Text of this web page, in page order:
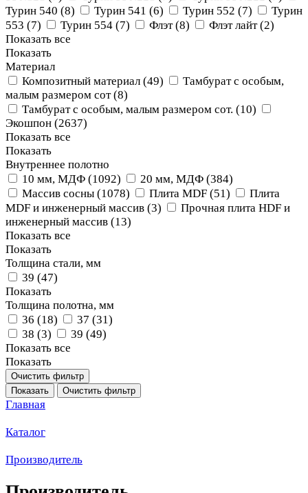
Турин 540 (8) Турин 541 (6) Турин 552 (7)
Турин
553 (7) Турин 554 (7) Флэт (8) Флэт лайт (2)
Показать все
Показать
Материал
Композитный материал (49)
Тамбурат с особым,
малым размером сот (8)
Тамбурат с особым, малым размером сот. (10)
Экошпон (2637)
Показать все
Показать
Внутреннее полотно
10 мм, МДФ (1092) 20 мм, МДФ (384)
Массив сосны (1078) Плита MDF (51)
Плита
MDF и инженерный массив (3)
Прочная плита HDF и
инженерный массив (13)
Показать все
Показать
Толщина стали, мм
39 (47)
Показать
Толщина полотна, мм
36 (18) 37 (31)
38 (3) 39 (49)
Показать все
Показать
Очистить фильтр
Показать
Очистить фильтр
Главная
Каталог
Производитель